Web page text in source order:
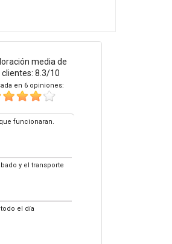
media de
clientes: 8.3/10
en 6 opiniones:
funcionaran.
y el transporte
el día